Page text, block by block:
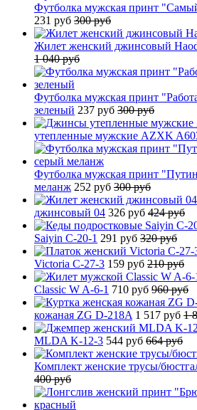
Футболка мужская принт
231 руб 300 руб
Жилет женский джинсовый
1 040 руб
Футболка мужская принт
зеленый 237 руб 300 руб
утепленные мужские AZXK
Футболка мужская принт
меланж 252 руб 300 руб
джинсовый 04 326 руб 424 руб
Saiyin C-20-1 291 руб 320 руб
Victoria C-27-3 159 руб 210 руб
Classic W A-6-1 710 руб 960 руб
кожаная ZG D-218A 1 517 руб 1
MLDA K-12-3 544 руб 664 руб
Комплект женские трусы/
400 руб